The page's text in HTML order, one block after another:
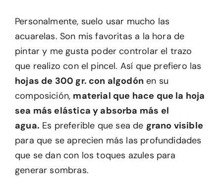
Personalmente, suelo usar mucho las
acuarelas. Son mis favoritas a la hora de
pintar y me gusta poder controlar el trazo
que realizo con el pincel. Así que prefiero las
hojas de 300 gr. con algodón en su
composición, material que hace que la hoja
sea más elástica y absorba más el
agua. Es preferible que sea de grano visible
para que se aprecien más las profundidades
que se dan con los toques azules para
generar sombras.